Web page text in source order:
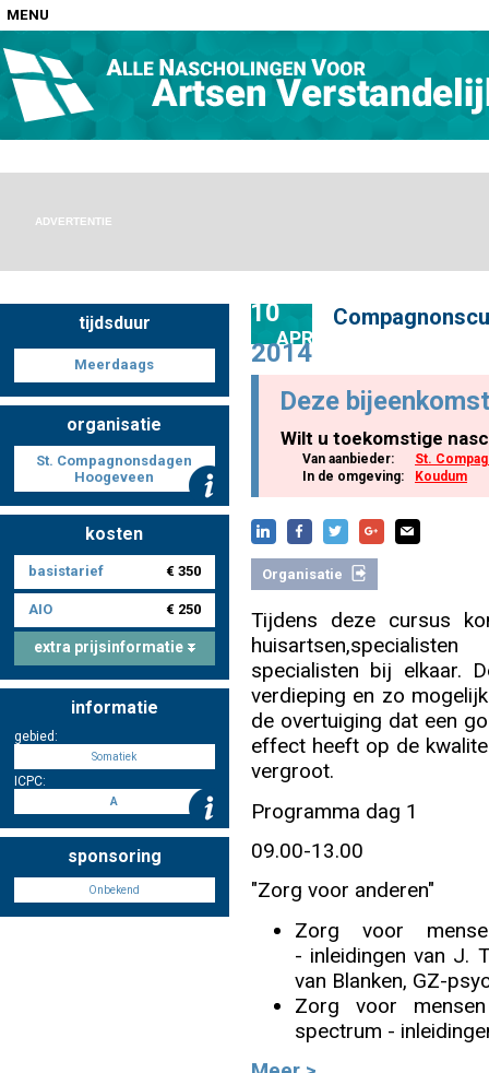
MENU
Home
Nascholingen op locatie (agenda)
Nascholingen online (elearning)
Nascholingen op aanvraag (in-company)
Nascholing aanmelden
Registreren
Inloggen
ADVERTENTIE
tijdsduur
Meerdaags
organisatie
St. Compagnonsdagen
Hoogeveen
kosten
basistarief € 350
AIO € 250
extra prijsinformatie
informatie
gebied:
Somatiek
ICPC:
A
sponsoring
Onbekend
10
APR
2014
Deze
Wilt u toekomstige
Van aanbieder:
St.
In de omgeving:
Koudum
Organisatie
Tijdens deze cursus
specialisten bij elkaar.
verdieping en zo
de overtuiging dat een
effect heeft op de
vergroot.
Programma dag 1
09.00-13.00
"Zorg voor anderen"
Zorg voor
- inleidingen van J.
van Blanken, GZ-
Zorg voor
spectrum -